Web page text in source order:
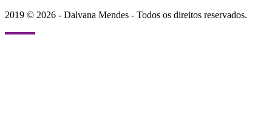
2019 © 2026 - Dalvana Mendes - Todos os direitos reservados.